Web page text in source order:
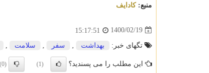
منبع:كادایف
1400/02/19
15:17:51
تگهای خبر: بهداشت , سفر , سلامت ,
این مطلب را می پسندید؟ (1)
(0)